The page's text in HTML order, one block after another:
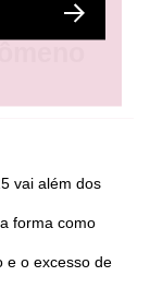
vai além dos
forma como
e o excesso de